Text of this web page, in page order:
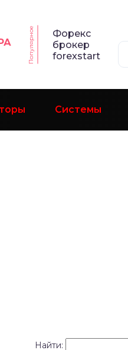
Популярное
Форекс
брокер
forexstart
Системы
Найти: